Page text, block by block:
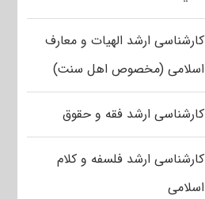
کارشناسی ارشد الهیات و معارف
اسلامی (مخصوص اهل سنت)
کارشناسی ارشد فقه و حقوق
کارشناسی ارشد فلسفه و کلام
اسلامی